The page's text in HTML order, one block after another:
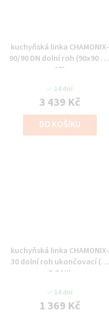
kuchyňská linka CHAMONIX-
90/90 DN dolní roh (90x90 DN
1F)
14 dní
3 439 Kč
DO KOŠÍKU
kuchyňská linka CHAMONIX-
30 dolní roh ukončovací (30
D ZAK)
14 dní
1 369 Kč